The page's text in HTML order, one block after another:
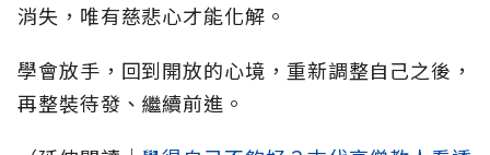
消失，唯有慈悲心才能化解。
學會放手，回到開放的心境，重新調整自己之後，
再整裝待發、繼續前進。